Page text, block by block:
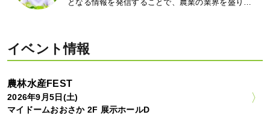
となる情報を発信することで、農業の業界を盛り…
イベント情報
農林水産FEST
2026年9月5日(土)
マイドームおおさか 2F 展示ホールD